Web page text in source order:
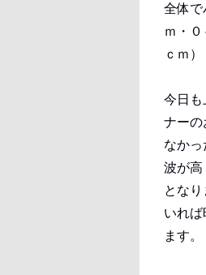
全体で
ｍ・
ｃｍ
今日も
ナーの
なかっ
波が高
とな
いれ
ます。